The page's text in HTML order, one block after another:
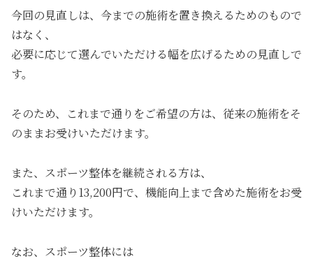
今回の見直しは、今までの施術を置き換えるためのもので
はなく、
必要に応じて選んでいただける幅を広げるための見直しで
す。
そのため、これまで通りをご希望の方は、従来の施術をそ
のままお受けいただけます。
また、スポーツ整体を継続される方は、
これまで通り13,200円で、機能向上まで含めた施術をお受
けいただけます。
なお、スポーツ整体には